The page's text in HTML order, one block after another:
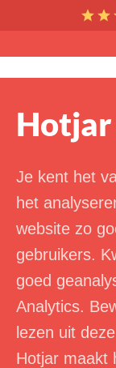
Hotjar
Je kent het
het
website zo
gebruikers.
goed
Analytics.
lezen uit
Hotjar maakt